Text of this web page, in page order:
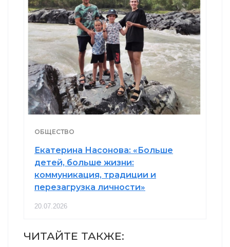
ОБЩЕСТВО
Екатерина Насонова: «Больше
детей, больше жизни:
коммуникация, традиции и
перезагрузка личности»
20.07.2026
ЧИТАЙТЕ ТАКЖЕ: